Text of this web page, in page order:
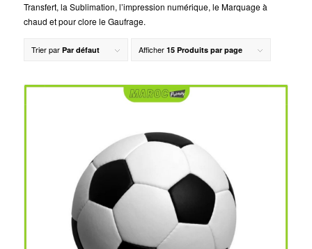
Transfert, la Sublimation, l’impression numérique, le Marquage à
chaud et pour clore le Gaufrage.
Trier par Par défaut Afficher 15 Produits par page